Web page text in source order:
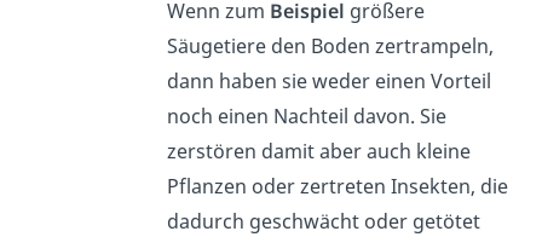
Wenn zum Beispiel größere
Säugetiere den Boden zertrampeln,
dann haben sie weder einen Vorteil
noch einen Nachteil davon. Sie
zerstören damit aber auch kleine
Pflanzen oder zertreten Insekten, die
dadurch geschwächt oder getötet